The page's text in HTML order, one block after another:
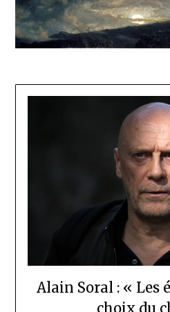
Alain Soral : « Les
choix du